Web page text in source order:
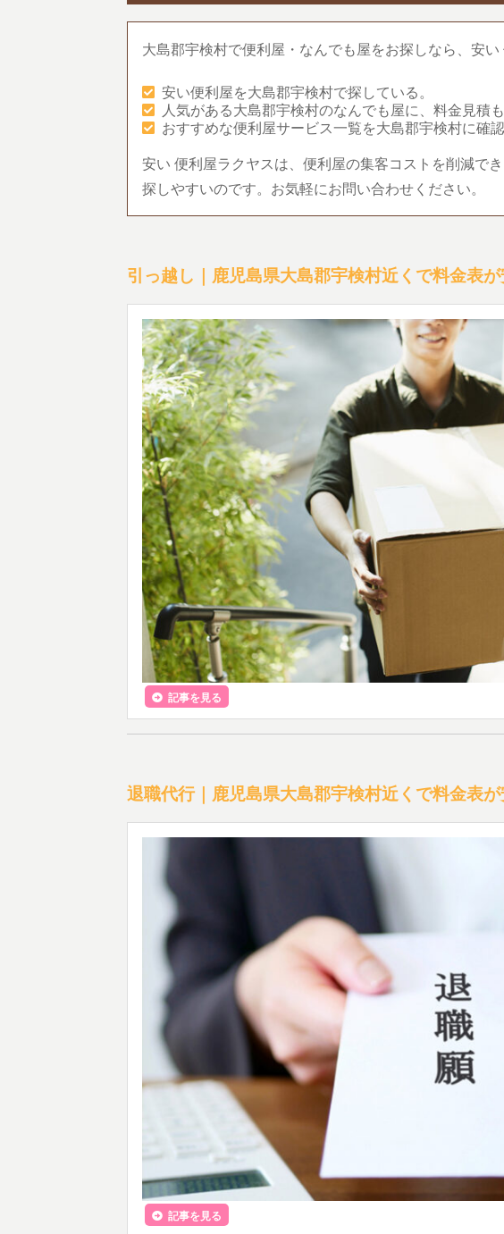
大島郡宇検村で便利屋・なんでも屋をお探しなら、安い
安い便利屋を大島郡宇検村で探している。
人気がある大島郡宇検村のなんでも屋に、料金見積
おすすめな便利屋サービス一覧を大島郡宇検村に確認
安い 便利屋ラクヤスは、便利屋の集客コストを削減で
探しやすいのです。お気軽にお問い合わせください。
引っ越し｜鹿児島県大島郡宇検村近くで料金表
記事を見る
退職代行｜鹿児島県大島郡宇検村近くで料金表
記事を見る